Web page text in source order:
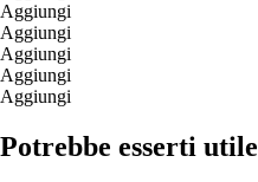
Aggiungi
Aggiungi
Aggiungi
Aggiungi
Aggiungi
Potrebbe esserti utile